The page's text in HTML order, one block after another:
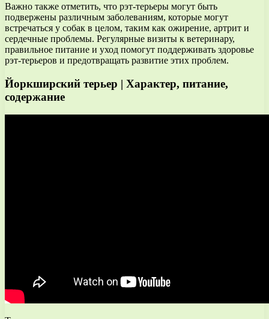
Важно также отметить, что рэт-терьеры могут быть
подвержены различным заболеваниям, которые могут
встречаться у собак в целом, таким как ожирение, артрит и
сердечные проблемы. Регулярные визиты к ветеринару,
правильное питание и уход помогут поддерживать здоровье
рэт-терьеров и предотвращать развитие этих проблем.
Йоркширский терьер | Характер, питание,
содержание